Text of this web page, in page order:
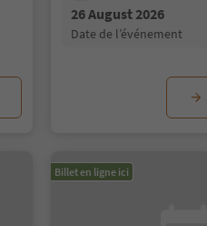
26 August 2026
date de l’événement
Billet en ligne ici